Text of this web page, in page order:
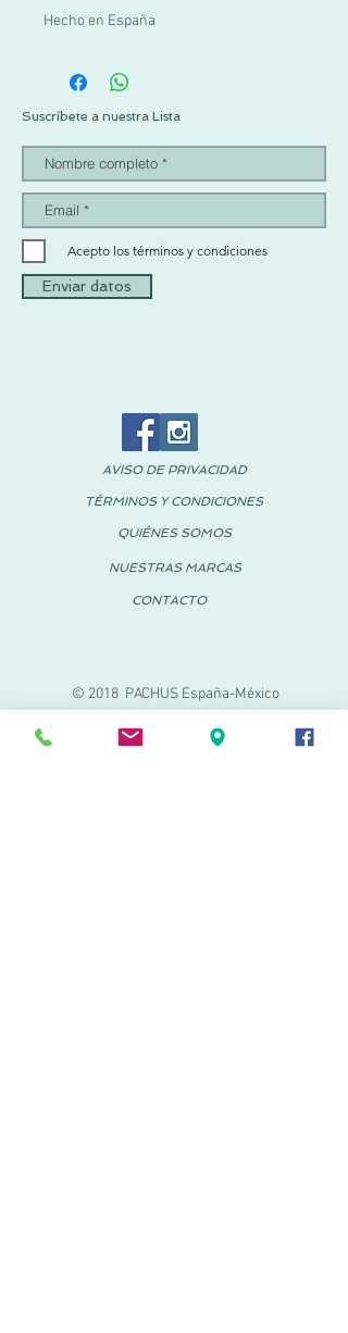
Hecho en España
Suscríbete a nuestra Lista
Acepto los términos y condiciones
Enviar datos
© 2018 PACHUS España-México
AVISO DE PRIVACIDAD
TÉRMINOS Y CONDICIONES
QUIÉNES SOMOS
NUESTRAS MARCAS
CONTACTO
PACHUS VINARÒS